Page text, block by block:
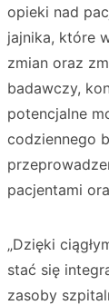
opieki nad
jajnika, które
zmian oraz
badawczy,
potencjalne
codziennego
pacjentami
„Dzięki
stać się
zasoby